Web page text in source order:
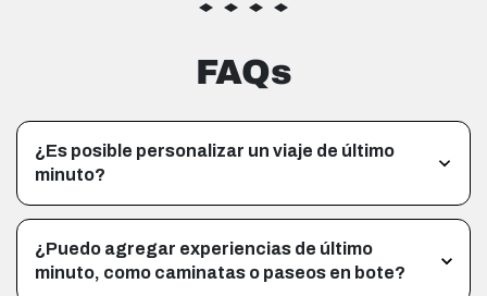
FAQs
¿Es posible personalizar un viaje de último
minuto?
¿Puedo agregar experiencias de último
minuto, como caminatas o paseos en bote?